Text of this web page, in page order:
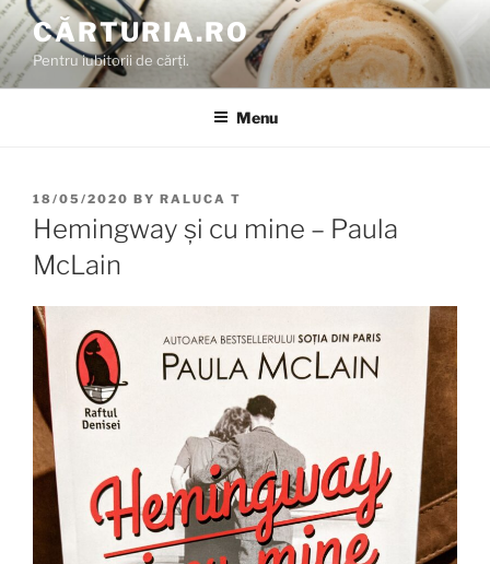
Skip
to
content
CĂRTURIA.RO
Pentru iubitorii de cărți.
Menu
POSTED
ON
18/05/2020 BY RALUCA T
Hemingway și cu mine – Paula
McLain